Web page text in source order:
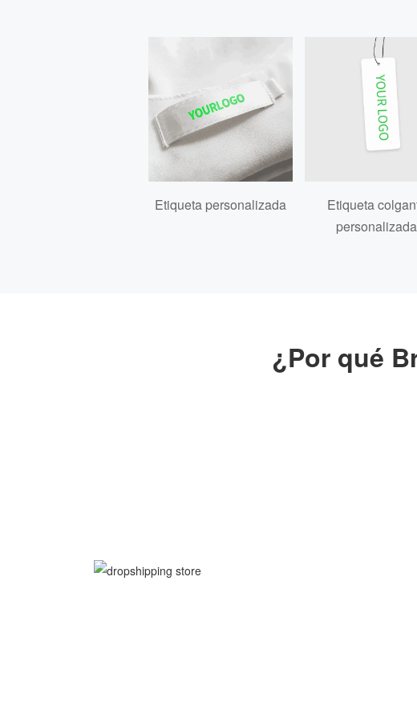
Etiqueta personalizada
Etiqueta
personalizada
¿Por qué